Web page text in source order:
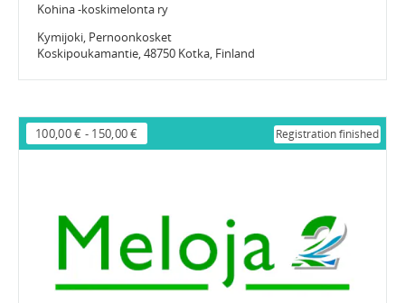
Kohina -koskimelonta ry
Kymijoki, Pernoonkosket
Koskipoukamantie, 48750 Kotka, Finland
100,00 € - 150,00 € Registration finished